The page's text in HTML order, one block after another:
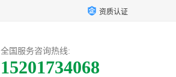
资质认证
全国服务咨询热线:
15201734068